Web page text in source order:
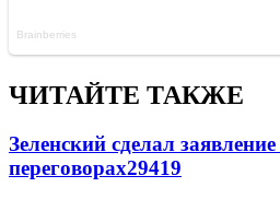
ЧИТАЙТЕ ТАКЖЕ
Зеленский сделал
переговорах29419